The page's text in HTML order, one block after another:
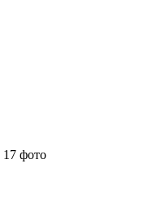
17 фото